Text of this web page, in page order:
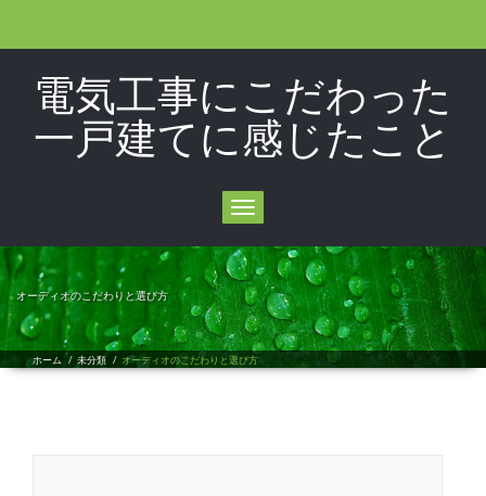
電気工事にこだわった
一戸建てに感じたこと
Toggle
navigation
オーディオのこだわりと選び方
ホーム / 未分類 / オーディオのこだわりと選び方